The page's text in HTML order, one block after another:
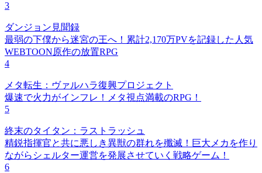
3
ダンジョン見聞録
最弱の下僕から迷宮の王へ！累計2,170万PVを記録した人気
WEBTOON原作の放置RPG
4
メタ転生：ヴァルハラ復興プロジェクト
爆速で火力がインフレ！メタ視点満載のRPG！
5
終末のタイタン：ラストラッシュ
精鋭指揮官と共に悪しき異獣の群れを殲滅！巨大メカを作り
ながらシェルター運営を発展させていく戦略ゲーム！
6